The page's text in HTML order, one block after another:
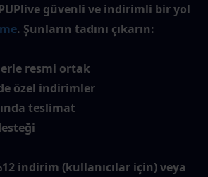
güvenli ve indirimli bir yol
. Şunların tadını çıkarın:
resmi ortak
özel indirimler
teslimat
indirim (kullanıcılar için) veya